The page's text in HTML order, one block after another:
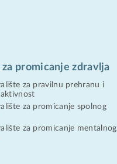
za promicanje zdravlja
za pravilnu prehranu i
za promicanje spolnog
za promicanje mentalnog